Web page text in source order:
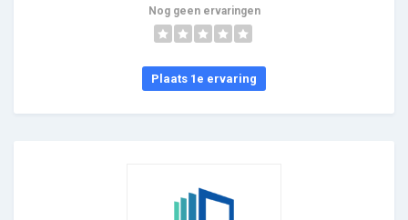
Nog geen ervaringen
Plaats 1e ervaring